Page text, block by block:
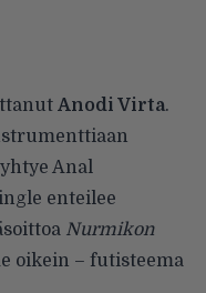
Anodi Virta.
Anal
enteilee
Nurmikon
oikein – futisteema